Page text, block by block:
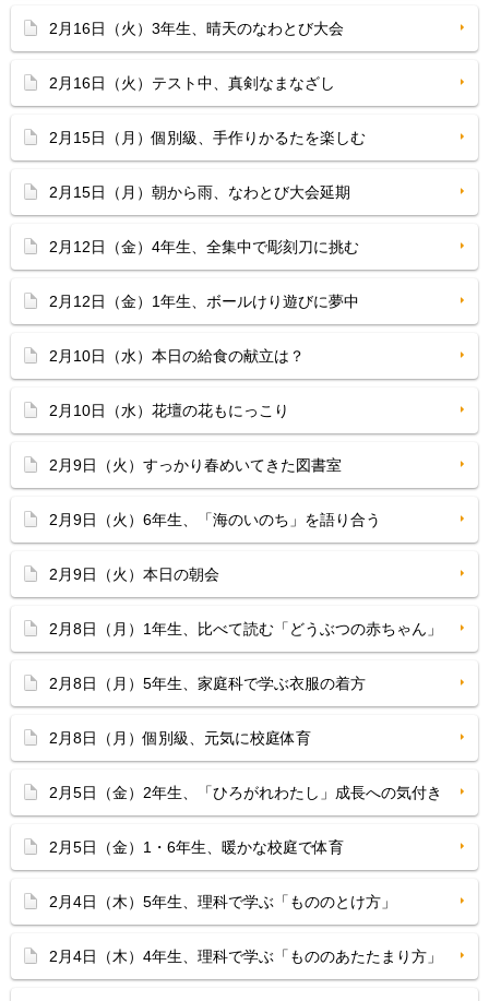
2月16日（火）3年生、晴天のなわとび大会
2月16日（火）テスト中、真剣なまなざし
2月15日（月）個別級、手作りかるたを楽しむ
2月15日（月）朝から雨、なわとび大会延期
2月12日（金）4年生、全集中で彫刻刀に挑む
2月12日（金）1年生、ボールけり遊びに夢中
2月10日（水）本日の給食の献立は？
2月10日（水）花壇の花もにっこり
2月9日（火）すっかり春めいてきた図書室
2月9日（火）6年生、「海のいのち」を語り合う
2月9日（火）本日の朝会
2月8日（月）1年生、比べて読む「どうぶつの赤ちゃん」
2月8日（月）5年生、家庭科で学ぶ衣服の着方
2月8日（月）個別級、元気に校庭体育
2月5日（金）2年生、「ひろがれわたし」成長への気付き
2月5日（金）1・6年生、暖かな校庭で体育
2月4日（木）5年生、理科で学ぶ「もののとけ方」
2月4日（木）4年生、理科で学ぶ「もののあたたまり方」